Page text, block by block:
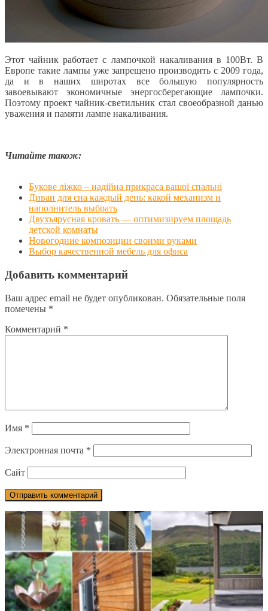
Этот чайник работает с лампочкой накаливания в 100Вт. В
Европе такие лампы уже запрещено производить с 2009 года,
да и в наших широтах все большую популярность
завоевывают экономичные энергосберегающие лампочки.
Поэтому проект чайник-светильник стал своеобразной данью
уважения и памяти лампе накаливания.
Читайте також:
Букове ліжко – надійна прикраса вашої спальні
Диван для сна каждый день: какой механизм и
наполнитель выбрать
Двухъярусная кровать — оптимизируем площадь
детской комнаты
Новогодние композиции своими руками
Выбор качественной мебель для офиса
Добавить комментарий
Ваш адрес email не будет опубликован. Обязательные поля
помечены *
Комментарий *
Имя *
Электронная почта *
Сайт